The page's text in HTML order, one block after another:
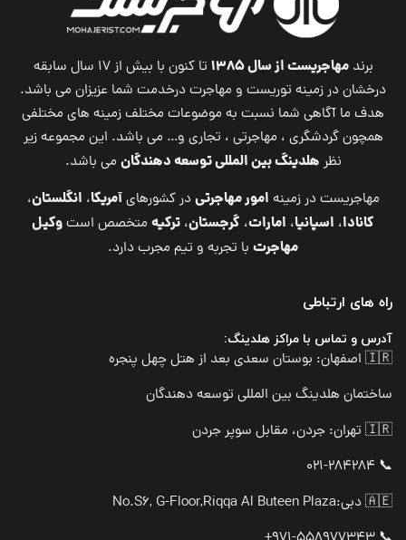
برندمهاجریست از سال ۱۳۸۵
تا کنون با بیش از ۱۷ سال سابقه
درخشان در زمینه توریست و مهاجرت درخدمت شما عزیزان می باشد.
هدف ما آگاهی شما نسبت به موضوعات مختلف زمینه های مختلفی
همچون گردشگری ، مهاجرتی ، تجاری و… می باشد. این مجموعه زیر
نظر هلدینگ بین المللی توسعه دهندگان می باشد.
مهاجریست در زمینه امور مهاجرتیدر کشورهایآمریکا، انگلستان،
کانادا، اسپانیا، امارات، گرجستان، ترکیه متخصص استوکیل
مهاجرت با تجربه و تیم مجرب دارد.
راه های ارتباطی
آدرس و تماس با مراکز هلدینگ:
🇮🇷 اصفهان: بوستان سعدی بعد از هتل چهل پنجره
ساختمان هلدینگ بین المللی توسعه دهندگان
🇮🇷 تهران: جردن، مقابل سوپر جردن
📞 021-284284
🇦🇪 دبی:
No.S6, G-Floor,Riqqa Al Buteen Plaza